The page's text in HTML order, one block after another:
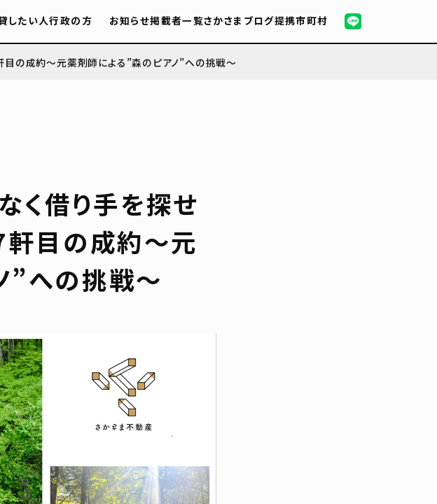
したい人行政の方 お知らせ掲載者一覧さかさまブログ提携市町村
目の成約〜元薬剤師による”森のピアノ”への挑戦〜
く借り手を探せ
軒目の成約〜元
”への挑戦〜